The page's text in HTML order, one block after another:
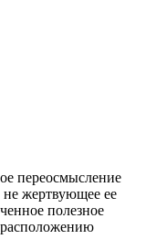
переосмысление
не жертвующее ее
полезное
расположению